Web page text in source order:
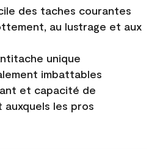
des taches courantes
au lustrage et aux
unique
imbattables
et capacité de
les pros